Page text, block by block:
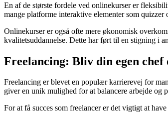
En af de største fordele ved onlinekurser er
mange platforme interaktive elementer som
Onlinekurser er også ofte mere økonomisk
kvalitetsuddannelse. Dette har ført til en stigning i
Freelancing: Bliv din egen chef
Freelancing er blevet en populær karrierevej for
giver en unik mulighed for at balancere arbejde
For at få succes som freelancer er det vigtigt at